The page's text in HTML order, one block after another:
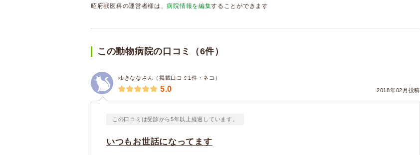
昭府獣医科の運営者様は、病院情報を編集することができます
この動物病院の口コミ（6件）
ゆきななさん（掲載口コミ1件・ネコ）
2018年02月投稿
5.0
この口コミは受診から5年以上経過しています。
いつもお世話になってます